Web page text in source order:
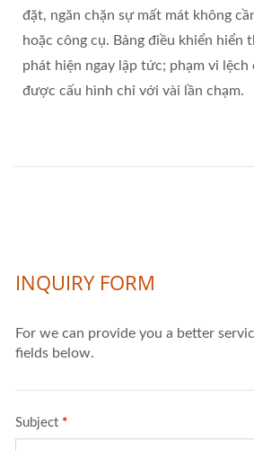
đặt, ngăn chặn sự mất mát không
hoặc công cụ. Bảng điều khiển hiển
phát hiện ngay lập tức; phạm vi lệch
được cấu hình chỉ với vài lần chạm.